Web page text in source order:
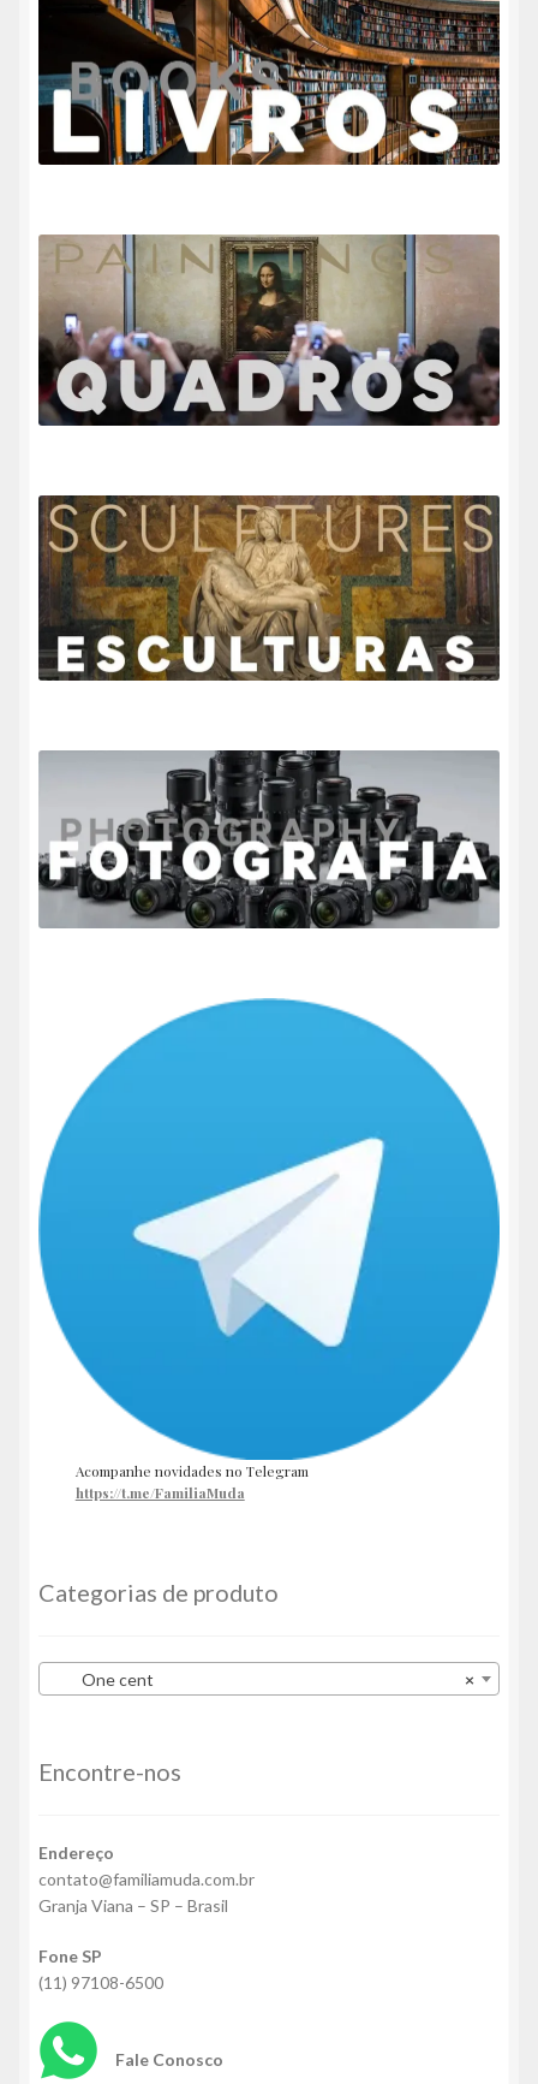
Acompanhe novidades no Telegram
https://t.me/FamiliaMuda
Categorias de produto
×
One cent
Encontre-nos
Endereço
contato@familiamuda.com.br
Granja Viana – SP – Brasil
Fone SP
(11) 97108-6500
Fale Conosco